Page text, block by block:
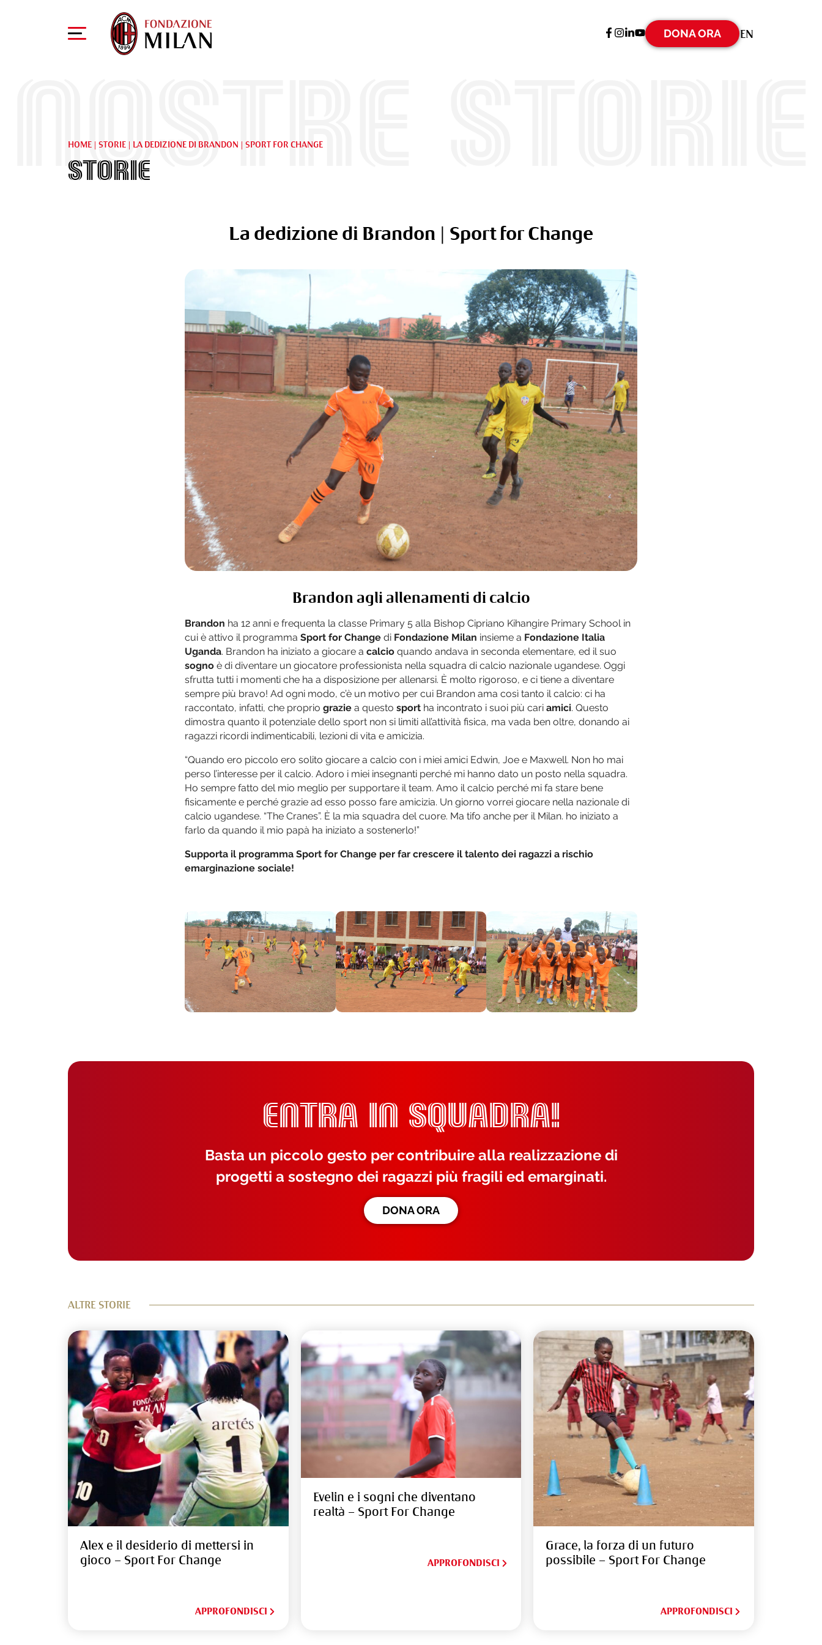
DONA ORA EN
Nostre storie
HOME | STORIE | LA DEDIZIONE DI BRANDON | SPORT FOR CHANGE
Storie
La dedizione di Brandon | Sport for Change
Brandon agli allenamenti di calcio
Brandon ha 12 anni e frequenta la classe Primary 5 alla Bishop Cipriano Kihangire Primary School in
cui è attivo il programma Sport for Change di Fondazione Milan insieme a Fondazione Italia
Uganda. Brandon ha iniziato a giocare a calcio quando andava in seconda elementare, ed il suo
sogno è di diventare un giocatore professionista nella squadra di calcio nazionale ugandese. Oggi
sfrutta tutti i momenti che ha a disposizione per allenarsi. È molto rigoroso, e ci tiene a diventare
sempre più bravo! Ad ogni modo, c’è un motivo per cui Brandon ama così tanto il calcio: ci ha
raccontato, infatti, che proprio grazie a questo sport ha incontrato i suoi più cari amici. Questo
dimostra quanto il potenziale dello sport non si limiti all’attività fisica, ma vada ben oltre, donando ai
ragazzi ricordi indimenticabili, lezioni di vita e amicizia.
“Quando ero piccolo ero solito giocare a calcio con i miei amici Edwin, Joe e Maxwell. Non ho mai
perso l’interesse per il calcio. Adoro i miei insegnanti perché mi hanno dato un posto nella squadra.
Ho sempre fatto del mio meglio per supportare il team. Amo il calcio perché mi fa stare bene
fisicamente e perché grazie ad esso posso fare amicizia. Un giorno vorrei giocare nella nazionale di
calcio ugandese. “The Cranes”. È la mia squadra del cuore. Ma tifo anche per il Milan. ho iniziato a
farlo da quando il mio papà ha iniziato a sostenerlo!”
Supporta il programma Sport for Change per far crescere il talento dei ragazzi a rischio
emarginazione sociale!
ENTRA IN SQUADRA!
Basta un piccolo gesto per contribuire alla realizzazione di
progetti a sostegno dei ragazzi più fragili ed emarginati.
DONA ORA
ALTRE STORIE
Alex e il desiderio di mettersi in
gioco – Sport For Change
APPROFONDISCI
Evelin e i sogni che diventano
realtà – Sport For Change
APPROFONDISCI
Grace, la forza di un futuro
possibile – Sport For Change
APPROFONDISCI